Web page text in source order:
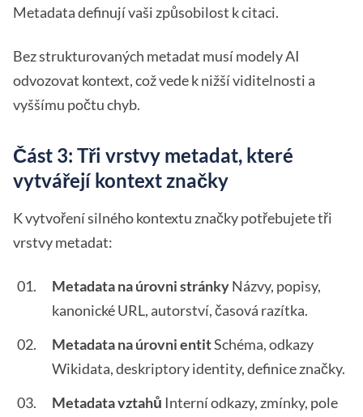
Metadata definují vaši způsobilost k citaci.
Bez strukturovaných metadat musí modely AI
odvozovat kontext, což vede k nižší viditelnosti a
vyššímu počtu chyb.
Část 3: Tři vrstvy metadat, které
vytvářejí kontext značky
K vytvoření silného kontextu značky potřebujete tři
vrstvy metadat:
Metadata na úrovni stránkyNázvy, popisy,
kanonické URL, autorství, časová razítka.
Metadata na úrovni entitSchéma, odkazy
Wikidata, deskriptory identity, definice značky.
Metadata vztahů Interní odkazy, zmínky, pole